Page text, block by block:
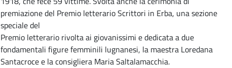
premiazione del Premio letterario Scrittori in Erba, una sezione
speciale del
Premio letterario rivolta ai giovanissimi e dedicata a due
fondamentali figure femminili lugnanesi, la maestra Loredana
Santacroce e la consigliera Maria Saltalamacchia.